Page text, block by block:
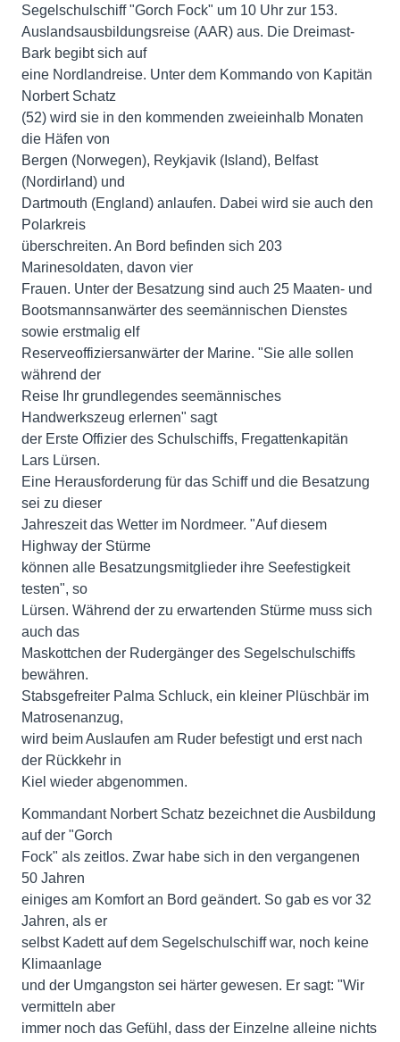
Segelschulschiff "Gorch Fock" um 10 Uhr zur 153.
Auslandsausbildungsreise (AAR) aus. Die Dreimast-
Bark begibt sich auf
eine Nordlandreise. Unter dem Kommando von Kapitän
Norbert Schatz
(52) wird sie in den kommenden zweieinhalb Monaten
die Häfen von
Bergen (Norwegen), Reykjavik (Island), Belfast
(Nordirland) und
Dartmouth (England) anlaufen. Dabei wird sie auch den
Polarkreis
überschreiten. An Bord befinden sich 203
Marinesoldaten, davon vier
Frauen. Unter der Besatzung sind auch 25 Maaten- und
Bootsmannsanwärter des seemännischen Dienstes
sowie erstmalig elf
Reserveoffiziersanwärter der Marine. "Sie alle sollen
während der
Reise Ihr grundlegendes seemännisches
Handwerkszeug erlernen" sagt
der Erste Offizier des Schulschiffs, Fregattenkapitän
Lars Lürsen.
Eine Herausforderung für das Schiff und die Besatzung
sei zu dieser
Jahreszeit das Wetter im Nordmeer. "Auf diesem
Highway der Stürme
können alle Besatzungsmitglieder ihre Seefestigkeit
testen", so
Lürsen. Während der zu erwartenden Stürme muss sich
auch das
Maskottchen der Rudergänger des Segelschulschiffs
bewähren.
Stabsgefreiter Palma Schluck, ein kleiner Plüschbär im
Matrosenanzug,
wird beim Auslaufen am Ruder befestigt und erst nach
der Rückkehr in
Kiel wieder abgenommen.
Kommandant Norbert Schatz bezeichnet die Ausbildung
auf der "Gorch
Fock" als zeitlos. Zwar habe sich in den vergangenen
50 Jahren
einiges am Komfort an Bord geändert. So gab es vor 32
Jahren, als er
selbst Kadett auf dem Segelschulschiff war, noch keine
Klimaanlage
und der Umgangston sei härter gewesen. Er sagt: "Wir
vermitteln aber
immer noch das Gefühl, dass der Einzelne alleine nichts